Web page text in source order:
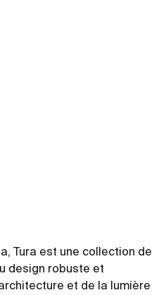
Tura est une collection de
design robuste et
et de la lumière